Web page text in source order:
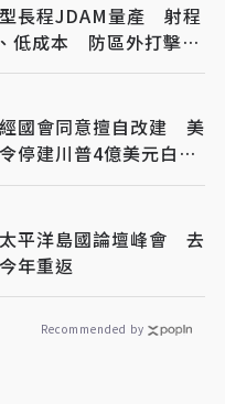
長程JDAM量產 射程
低成本 防區外打擊新
國會同意擅自改建 美
停建川普4億美元白宮
平洋島國論壇峰會 去
年重返
Recommended by